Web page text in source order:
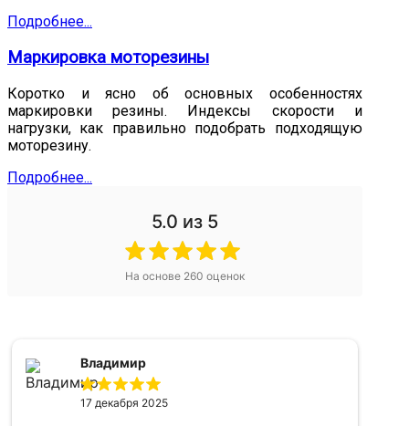
Подробнее...
Маркировка моторезины
Коротко и ясно об основных особенностях
маркировки резины. Индексы скорости и
нагрузки, как правильно подобрать подходящую
моторезину.
Подробнее...
5.0 из 5
На основе 260 оценок
Владимир
17 декабря 2025